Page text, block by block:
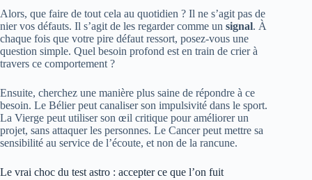
Alors, que faire de tout cela au quotidien ? Il ne s’agit pas de
nier vos défauts. Il s’agit de les regarder comme un signal. À
chaque fois que votre pire défaut ressort, posez-vous une
question simple. Quel besoin profond est en train de crier à
travers ce comportement ?
Ensuite, cherchez une manière plus saine de répondre à ce
besoin. Le Bélier peut canaliser son impulsivité dans le sport.
La Vierge peut utiliser son œil critique pour améliorer un
projet, sans attaquer les personnes. Le Cancer peut mettre sa
sensibilité au service de l’écoute, et non de la rancune.
Le vrai choc du test astro : accepter ce que l’on fuit